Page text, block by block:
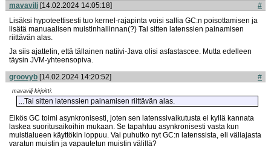
mavavilj [14.02.2024 14:05:18]
#
Lisäksi hypoteettisesti tuo kernel-rajapinta voisi sallia GC:n poisottamisen ja
lisätä manuaalisen muistinhallinnan(?) Tai sitten latenssien painamisen
riittävän alas.
Ja siis ajattelin, että tällainen natiivi-Java olisi asfastascee. Mutta edelleen
täysin JVM-yhteensopiva.
groovyb [14.02.2024 14:20:52] #
mavavilj kirjoitti:
...Tai sitten latenssien painamisen riittävän alas.
Eikös GC toimi asynkronisesti, joten sen latenssivaikutusta ei kyllä kannata
laskea suoritusaikoihin mukaan. Se tapahtuu asynkronisesti vasta kun
muistialueen käyttökin loppuu. Vai puhutko nyt GC:n latenssista, eli väliajasta
varatun muistin ja vapautetun muistin välillä?